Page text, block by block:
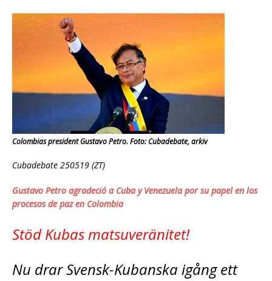
Colombias president Gustavo Petro. Foto: Cubadebate, arkiv
Cubadebate 250519 (ZT)
Gustavo Petro agradeció a Cuba y Venezuela por su papel en los
procesos de paz en Colombia
Stöd Kubas matsuveränitet!
Nu drar Svensk-Kubanska igång ett